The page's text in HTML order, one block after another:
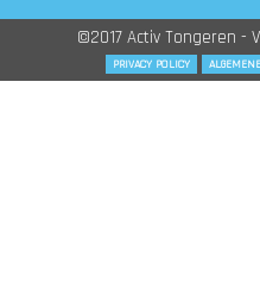
©2017 Activ Tongeren -
PRIVACY POLICY